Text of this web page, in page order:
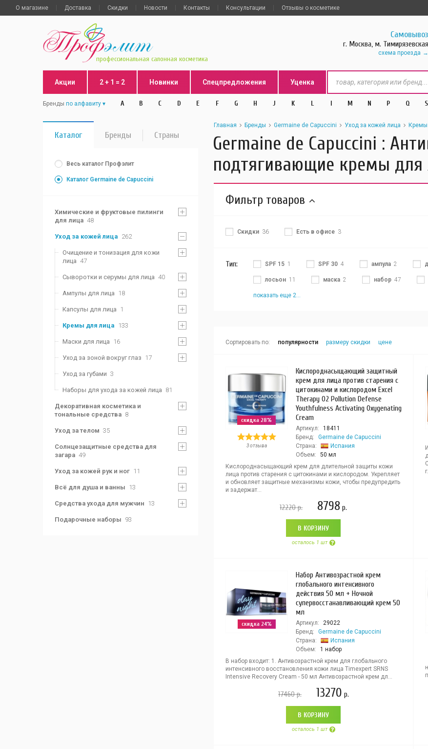
О магазине Доставка Скидки Новости Контакты Консультации Отзывы о косметике
профессиональная салонная косметика
Самовывоз
г. Москва, м. Тимирязевская
схема проезда
Акции 2 + 1 = 2 Новинки Спецпредложения Уценка
Бренды по алфавиту A B C D E F G H J K L l M N P Q S
Каталог Бренды Страны
Весь каталог Профэлит
Каталог Germaine de Capuccini
Химические и фруктовые пилинги
для лица 48
Уход за кожей лица 262
Очищение и тонизация для кожи
лица 47
Сыворотки и серумы для лица 40
Ампулы для лица 18
Капсулы для лица 1
Кремы для лица 133
Маски для лица 16
Уход за зоной вокруг глаз 17
Уход за губами 3
Наборы для ухода за кожей лица 81
Декоративная косметика и
тональные средства 8
Уход за телом 35
Солнцезащитные средства для
загара 49
Уход за кожей рук и ног 11
Всё для душа и ванны 13
Средства ухода для мужчин 13
Подарочные наборы 93
Главная Бренды Germaine de Capuccini Уход за кожей лица
Germaine de Capuccini :
подтягивающие кремы для
Фильтр товаров
Скидки 36 Есть в офисе 3
Тип: SPF 15 1 SPF 30 4 ампула 2
лосьон 11 маска 2 набор 47
показать еще 2...
Сортировать по: популярности размеру скидки цене
скидка 28%
3 отзыва
Кислороднасыщающий защитный
крем для лица против старения с
цитокинами и кислородом Excel
Therapy O2 Pollution Defense
Youthfulness Activating Oxygenating
Cream
Артикул:
18411
Бренд:
Germaine de Capuccini
Страна:
Испания
Объем:
50 мл
Кислороднасыщающий крем для длительной защиты кожи
лица против старения с цитокинами и кислородом. Укрепляет
и обновляет защитные механизмы кожи, чтобы предупредить
и задержат...
12220р. 8798 р.
В КОРЗИНУ
осталось 1 шт
скидка 24%
Набор Антивозрастной крем
глобального интенсивного
действия 50 мл + Ночной
супервосстанавливающий крем 50
мл
Артикул:
29022
Бренд:
Germaine de Capuccini
Страна:
Испания
Объем:
1 набор
В набор входит: 1. Антивозрастной крем для глобального
интенсивного восстановления кожи лица Timexpert SRNS
Intensive Recovery Cream - 50 мл Антивозрастной крем дл...
17460р. 13270 р.
В КОРЗИНУ
осталось 1 шт